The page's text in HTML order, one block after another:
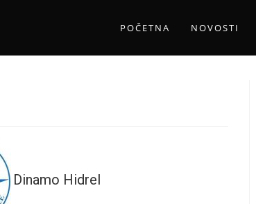
POČETNA NOVOSTI
Dinamo Hidrel